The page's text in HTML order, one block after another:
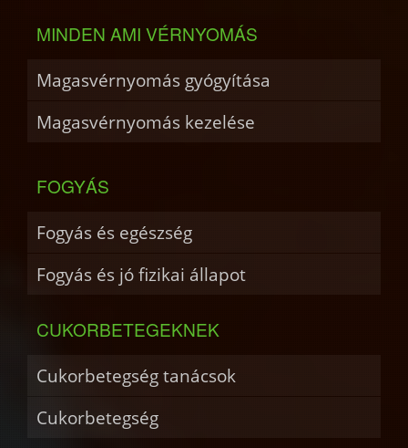
MINDEN AMI VÉRNYOMÁS
Magasvérnyomás gyógyítása
Magasvérnyomás kezelése
FOGYÁS
Fogyás és egészség
Fogyás és jó fizikai állapot
CUKORBETEGEKNEK
Cukorbetegség tanácsok
Cukorbetegség